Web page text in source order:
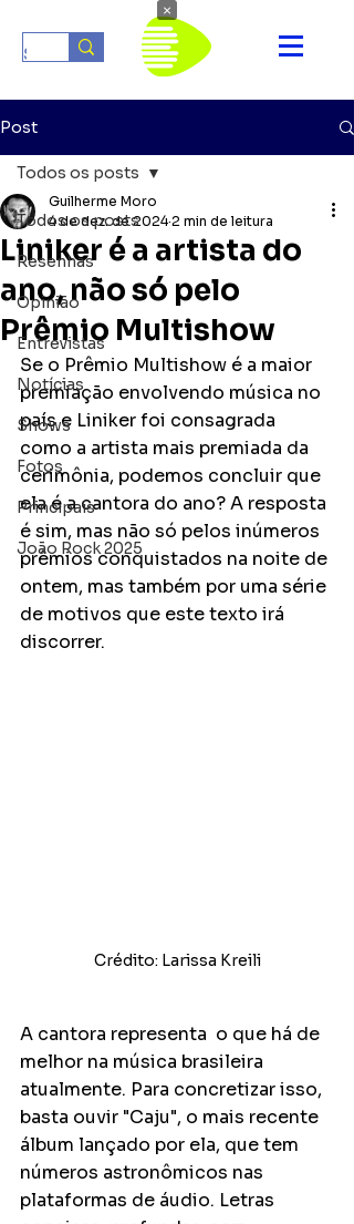
Post
Todos os posts
Resenhas
Opinião
Entrevistas
Notícias
Shows
Fotos
Principais
João Rock 2025
Todos os posts
Liniker é a artista do
ano, não só pelo
Prêmio Multishow
Guilherme Moro
4 de dez. de 2024 2 min de leitura
Se o Prêmio Multishow é a maior
premiação envolvendo música no
país e Liniker foi consagrada
como a artista mais premiada da
cerimônia, podemos concluir que
ela é a cantora do ano? A resposta
é sim, mas não só pelos inúmeros
prêmios conquistados na noite de
ontem, mas também por uma série
de motivos que este texto irá
discorrer.
Crédito: Larissa Kreili
A cantora representa  o que há de
melhor na música brasileira
atualmente. Para concretizar isso,
basta ouvir "Caju", o mais recente
álbum lançado por ela, que tem
números astronômicos nas
plataformas de áudio. Letras
×